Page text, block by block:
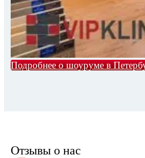
Подробнее о шоуруме в
Отзывы о нас